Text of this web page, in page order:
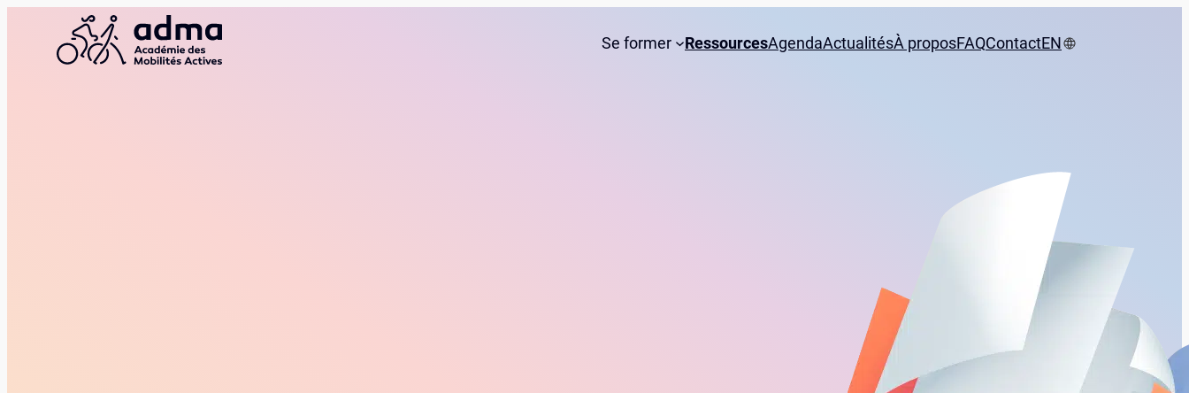
Se former RessourcesAgendaActualitésÀ proposFAQContactEN